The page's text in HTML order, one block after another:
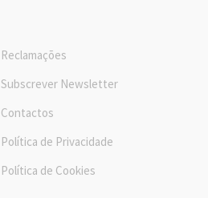
Reclamações
Subscrever Newsletter
Contactos
Política de Privacidade
Política de Cookies